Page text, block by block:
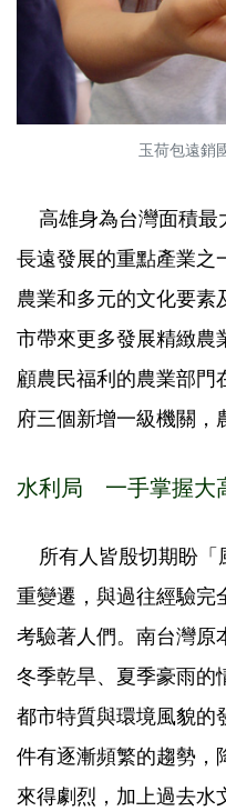
玉荷包遠銷
高雄身為台灣面積最
長遠發展的重點產業之
農業和多元的文化要素
市帶來更多發展精緻農
顧農民福利的農業部門
府三個新增一級機關，
水利局 一手掌握大
所有人皆殷切期盼「
重變遷，與過往經驗完
考驗著人們。南台灣原
冬季乾旱、夏季豪雨的
都市特質與環境風貌的
件有逐漸頻繁的趨勢，
來得劇烈，加上過去水